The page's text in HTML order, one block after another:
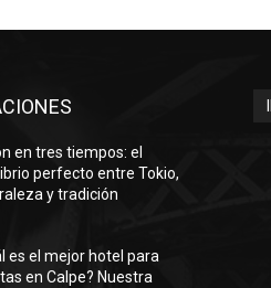
en tres tiempos: el
perfecto entre Tokio,
y tradición
es el mejor hotel para
en Calpe? Nuestra